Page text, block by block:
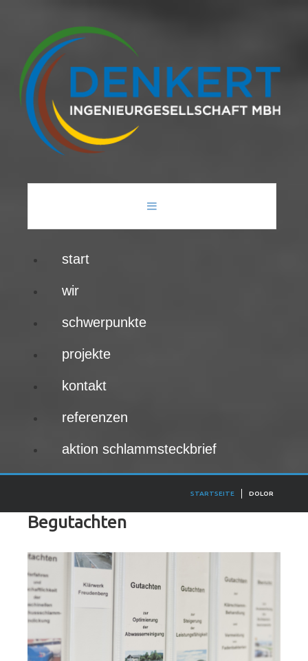
start
wir
schwerpunkte
projekte
kontakt
referenzen
aktion schlammsteckbrief
STARTSEITE DOLOR
Begutachten